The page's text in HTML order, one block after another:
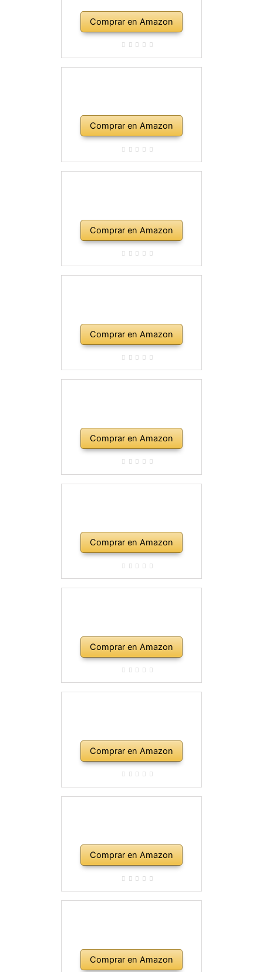
Comprar en Amazon
Comprar en Amazon
Comprar en Amazon
Comprar en Amazon
Comprar en Amazon
Comprar en Amazon
Comprar en Amazon
Comprar en Amazon
Comprar en Amazon
Comprar en Amazon